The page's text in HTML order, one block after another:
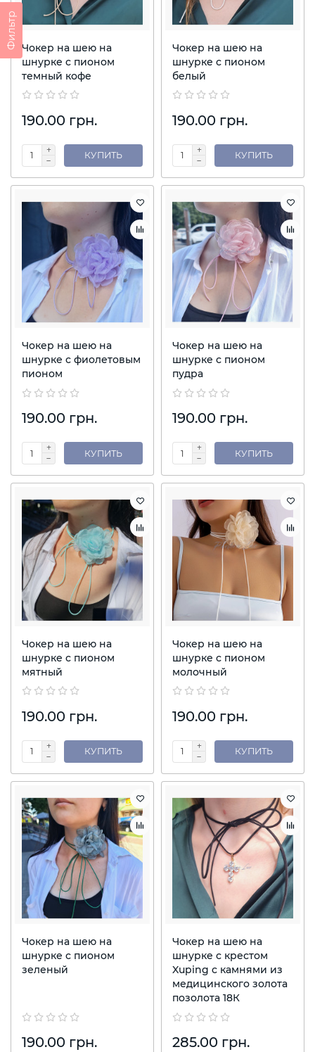
Фильтр Чокер на шею на
шнурке с пионом
темный кофе
190.00 грн.
КУПИТЬ
Чокер на шею на
шнурке с пионом
белый
190.00 грн.
КУПИТЬ
Чокер на шею на
шнурке с фиолетовым
пионом
190.00 грн.
КУПИТЬ
Чокер на шею на
шнурке с пионом
пудра
190.00 грн.
КУПИТЬ
Чокер на шею на
шнурке с пионом
мятный
190.00 грн.
КУПИТЬ
Чокер на шею на
шнурке с пионом
молочный
190.00 грн.
КУПИТЬ
Чокер на шею на
шнурке с пионом
зеленый
190.00 грн.
Чокер на шею на
шнурке с крестом
Xuping с камнями из
медицинского золота
позолота 18К
285.00 грн.